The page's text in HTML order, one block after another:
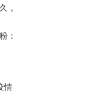
，
：
情